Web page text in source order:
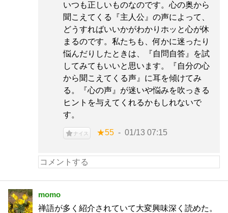
いつも正しいものなのです。心の奥から
聞こえてくる『主人公』の声によって、
どうすればいいかがわかりホッと心が休
まるのです。私たちも、何かに迷ったり
悩んだりしたときは、『自問自答』を試
してみてもいいと思います。『自分の心
から聞こえてくる声』に耳を傾けてみ
る。『心の声』が迷いや悩みを吹っきる
ヒントを与えてくれるかもしれないで
す。
ナイス ★55 01/13 07:15
momo
禅語が多く紹介されていて大変興味深く読めた。